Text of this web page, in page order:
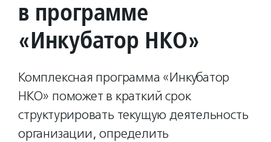
в программе
«Инкубатор НКО»
Комплексная программа «Инкубатор
НКО» поможет в краткий срок
структурировать текущую деятельность
организации, определить